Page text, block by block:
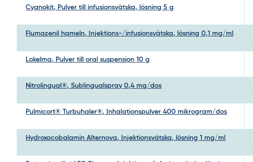
Cyanokit, Pulver till infusionsvätska, lösning 5 g
Flumazenil hameln, Injektions-/infusionsvätska, lösning 0,1 mg/ml
Lokelma, Pulver till oral suspension 10 g
Nitrolingual®, Sublingualspray 0,4 mg/dos
Pulmicort® Turbuhaler®, Inhalationspulver 400 mikrogram/dos
Hydroxocobalamin Alternova, Injektionsvätska, lösning 1 mg/ml